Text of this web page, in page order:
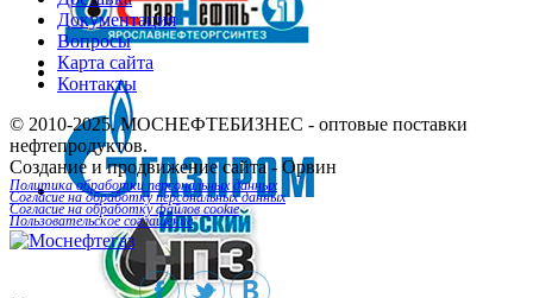
Документация
Вопросы
Карта сайта
Контакты
© 2010-2025.МОСНЕФТЕБИЗНЕС - оптовые поставки
нефтепродуктов.
Создание и продвижение сайта- Орвин
Политика обработки персональных данных
Согласие на обработку персональных данных
Согласие на обработку файлов cookie
Пользовательское соглашение